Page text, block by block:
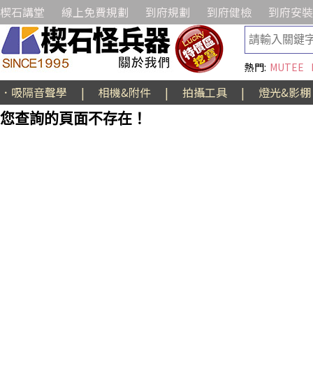
楔石講堂 線上免費規劃 到府規劃 到府健檢 到府安裝
熱門: MUTEE
．吸隔音聲學 | 相機&附件 | 拍攝工具 |
燈光&影棚
您查詢的頁面不存在！